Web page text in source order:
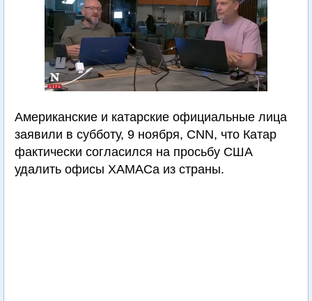
Американские и катарские официальные лица
заявили в субботу, 9 ноября, CNN, что Катар
фактически согласился на просьбу США
удалить офисы ХАМАСа из страны.